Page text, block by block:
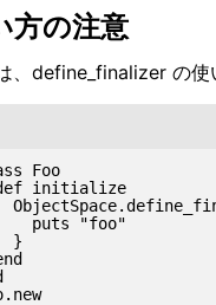
方の注意
、define_finalizer の使
Foo
initialize
puts "foo"
}